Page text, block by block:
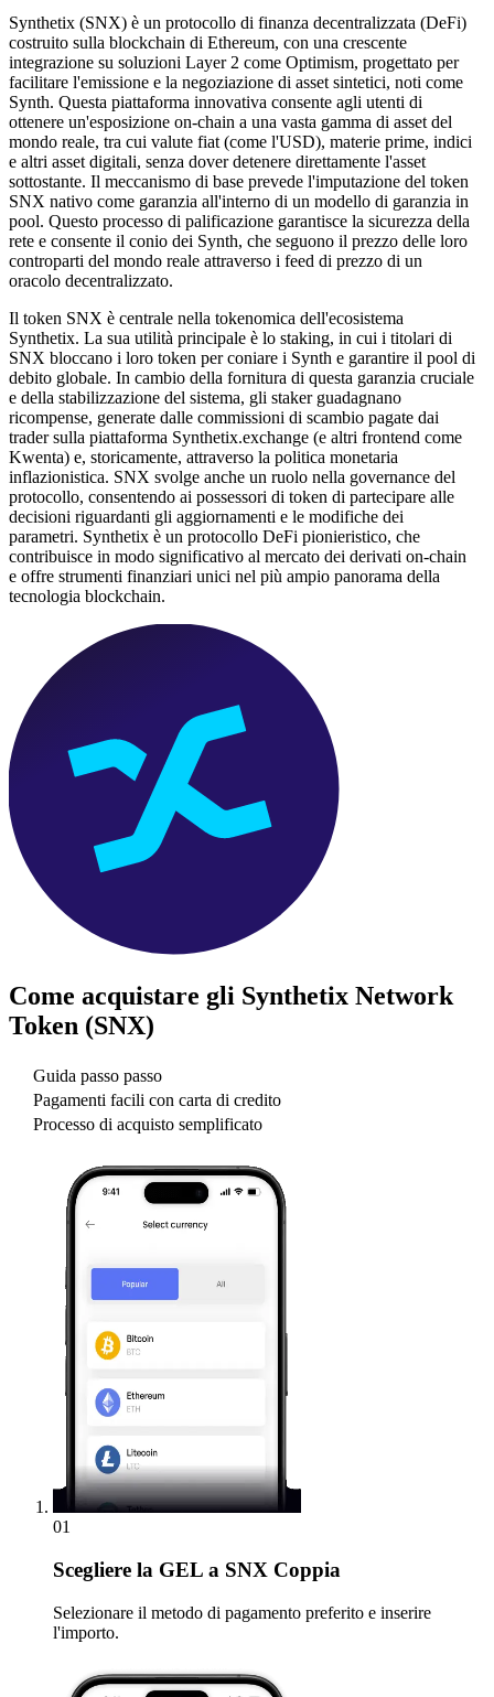
Synthetix (SNX) è un protocollo di finanza decentralizzata (DeFi)
costruito sulla blockchain di Ethereum, con una crescente
integrazione su soluzioni Layer 2 come Optimism, progettato per
facilitare l'emissione e la negoziazione di asset sintetici, noti come
Synth. Questa piattaforma innovativa consente agli utenti di
ottenere un'esposizione on-chain a una vasta gamma di asset del
mondo reale, tra cui valute fiat (come l'USD), materie prime, indici
e altri asset digitali, senza dover detenere direttamente l'asset
sottostante. Il meccanismo di base prevede l'imputazione del token
SNX nativo come garanzia all'interno di un modello di garanzia in
pool. Questo processo di palificazione garantisce la sicurezza della
rete e consente il conio dei Synth, che seguono il prezzo delle loro
controparti del mondo reale attraverso i feed di prezzo di un
oracolo decentralizzato.
Il token SNX è centrale nella tokenomica dell'ecosistema
Synthetix. La sua utilità principale è lo staking, in cui i titolari di
SNX bloccano i loro token per coniare i Synth e garantire il pool di
debito globale. In cambio della fornitura di questa garanzia cruciale
e della stabilizzazione del sistema, gli staker guadagnano
ricompense, generate dalle commissioni di scambio pagate dai
trader sulla piattaforma Synthetix.exchange (e altri frontend come
Kwenta) e, storicamente, attraverso la politica monetaria
inflazionistica. SNX svolge anche un ruolo nella governance del
protocollo, consentendo ai possessori di token di partecipare alle
decisioni riguardanti gli aggiornamenti e le modifiche dei
parametri. Synthetix è un protocollo DeFi pionieristico, che
contribuisce in modo significativo al mercato dei derivati on-chain
e offre strumenti finanziari unici nel più ampio panorama della
tecnologia blockchain.
Come acquistare gli Synthetix Network
Token (SNX)
Guida passo passo
Pagamenti facili con carta di credito
Processo di acquisto semplificato
01
Scegliere la GEL a SNX Coppia
Selezionare il metodo di pagamento preferito e inserire
l'importo.